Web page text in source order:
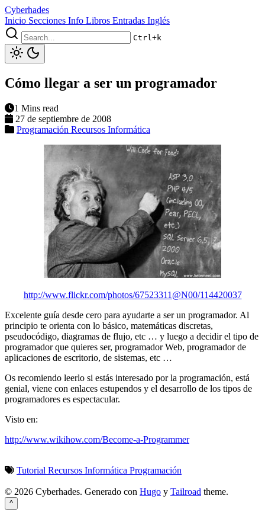
Cyberhades
Inicio Secciones Info Libros Entradas Inglés
Ctrl+k
Cómo llegar a ser un programador
1 Mins read
27 de septiembre de 2008
Programación Recursos Informática
http://www.flickr.com/photos/67523311@N00/114420037
Excelente guía desde cero para ayudarte a ser un programador. Al
principio te orienta con lo básico, matemáticas discretas,
pseudocódigo, diagramas de flujo, etc … y luego a decidir el tipo de
programador que quieres ser, programador Web, programador de
aplicaciones de escritorio, de sistemas, etc …
Os recomiendo leerlo si estás interesado por la programación, está
genial, viene con enlaces estupendos y el desarrollo de los tipos de
programadores es espectacular.
Visto en:
http://www.wikihow.com/Become-a-Programmer
Tutorial Recursos Informática Programación
© 2026 Cyberhades. Generado con Hugo y Tailroad theme.
^